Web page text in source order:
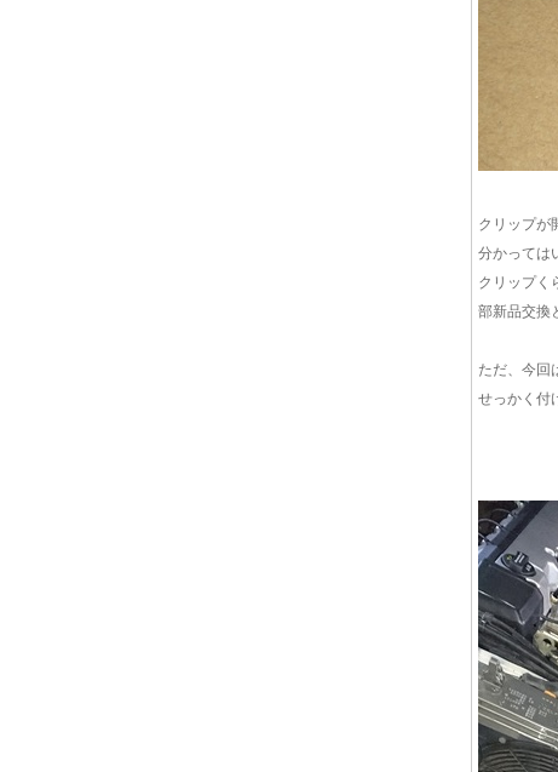
クリップが
分かっては
クリップく
部新品交換
ただ、今回
せっかく付